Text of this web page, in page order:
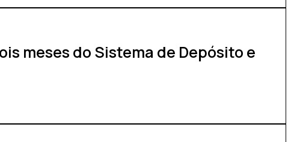
meses do Sistema de Depósito e